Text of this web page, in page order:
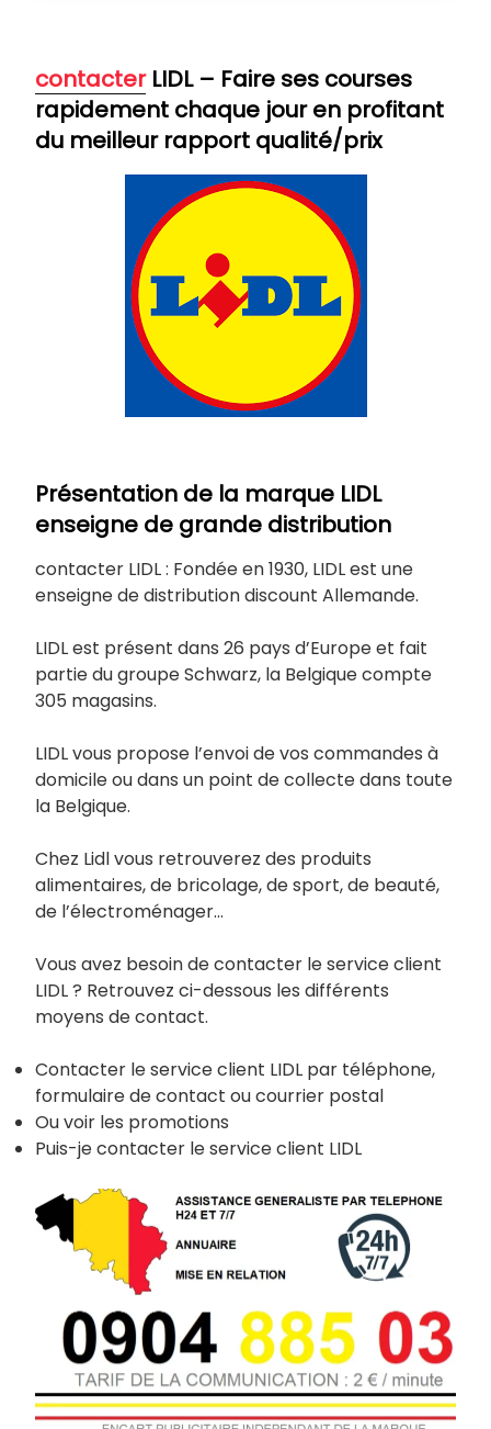
contacterLIDL – Faire ses courses
rapidement chaque jour en profitant
du meilleur rapport qualité/prix
Présentation de la marque LIDL
enseigne de grande distribution
contacter LIDL : Fondée en 1930, LIDL est une
enseigne de distribution discount Allemande.
LIDL est présent dans 26 pays d’Europe et fait
partie du groupe Schwarz, la Belgique compte
305 magasins.
LIDL vous propose l’envoi de vos commandes à
domicile ou dans un point de collecte dans toute
la Belgique.
Chez Lidl vous retrouverez des produits
alimentaires, de bricolage, de sport, de beauté,
de l’électroménager…
Vous avez besoin de contacter le service client
LIDL ? Retrouvez ci-dessous les différents
moyens de contact.
Contacter le service client LIDL par téléphone,
formulaire de contact ou courrier postal
Ou voir les promotions
Puis-je contacter le service client LIDL